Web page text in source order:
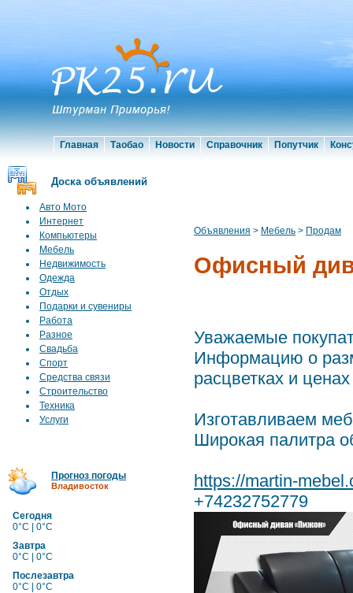
Главная Таобао Новости Справочник Попутчик
Доска объявлений
Авто Мото
Интернет
Компьютеры
Мебель
Недвижимость
Одежда
Отдых
Подарки и сувениры
Работа
Разное
Свадьба
Спорт
Средства связи
Строительство
Техника
Услуги
Прогноз погоды
Владивосток
Сегодня
0°C | 0°C
Завтра
0°C | 0°C
Послезавтра
0°C | 0°C
Объявления > Мебель > Продам
Офисный
Уважаемые
Информацию о
расцветках и
Изготавливаем
Широкая палитра
https://martin-
+74232752779